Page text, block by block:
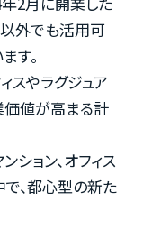
以外でも活用可
す。
スやラグジュア
価値が高まる計
ション、オフィス
、都心型の新た